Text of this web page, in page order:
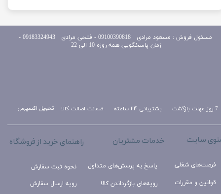
تحویل اکسپرس پشتیبانی ۲۴ ساعته 7 روز مهلت بازگشت ضمانت اصالت کالا
راهنمای خرید از فروشگاه
نحوه ثبت سفارش
رویه ارسال سفارش
خدمات مشتریان
پاسخ به پرسش‌های متداول
رویه‌های بازگرداندن کالا
سایت
فرصت‌های شغلی
قوانین و مقررات
مسئول
فروش : مسعود مرادی 09100390818​​​​​​​ ​​​​​​​- فتحی مرادی 09183324943 -
زمان پاسخگویی همه روزه 10 الی 22